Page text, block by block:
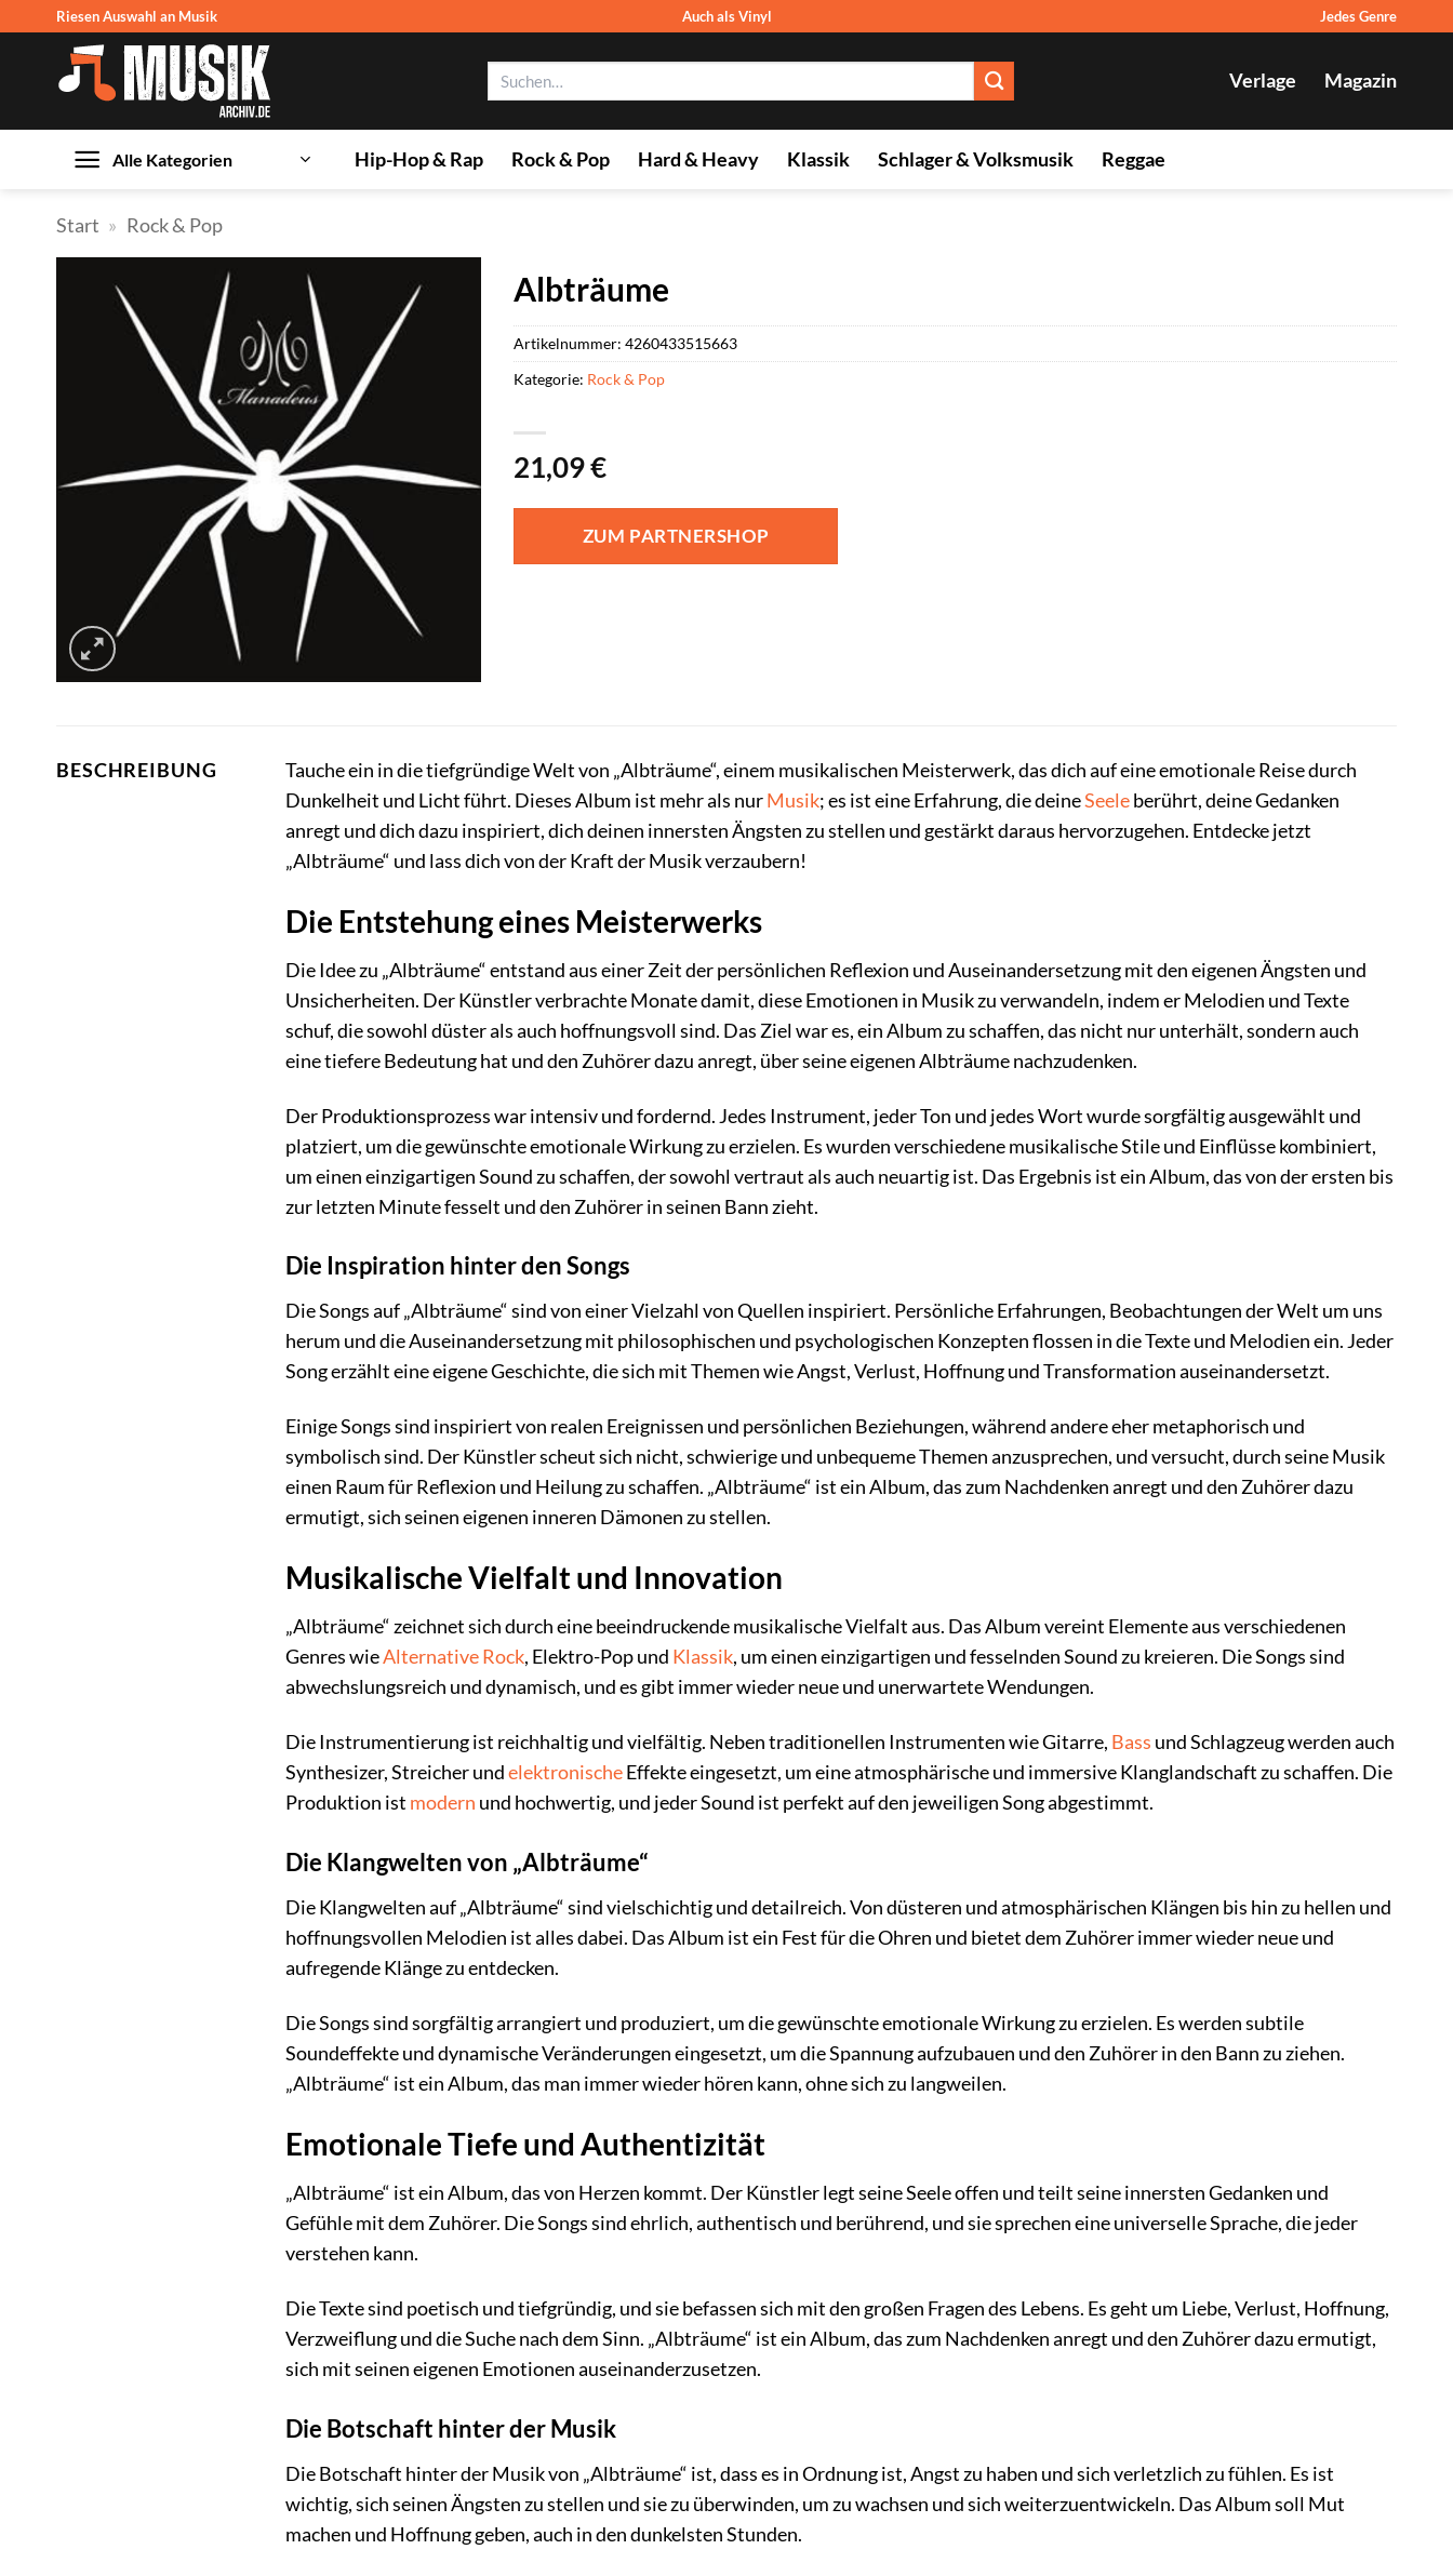
springen
Riesen Auswahl an Musik Auch als Vinyl Jedes Genre
Verlage Magazin
Alle Kategorien Hip-Hop & Rap Rock & Pop Hard & Heavy Klassik Schlager & Volksmusik Reggae
Start » Rock & Pop
Albträume
21,09€
ZUM PARTNERSHOP
Artikelnummer:4260433515663
Kategorie: Rock & Pop
BESCHREIBUNG
Tauche ein in die tiefgründige Welt von „Albträume“, einem musikalischen Meisterwerk, das dich auf eine emotionale Reise durch
Dunkelheit und Licht führt. Dieses Album ist mehr als nurMusik; es ist eine Erfahrung, die deineSeeleberührt, deine Gedanken
anregt und dich dazu inspiriert, dich deinen innersten Ängsten zu stellen und gestärkt daraus hervorzugehen. Entdecke jetzt
„Albträume“ und lass dich von der Kraft der Musik verzaubern!
Die Entstehung eines Meisterwerks
Die Idee zu „Albträume“ entstand aus einer Zeit der persönlichen Reflexion und Auseinandersetzung mit den eigenen Ängsten und
Unsicherheiten. Der Künstler verbrachte Monate damit, diese Emotionen in Musik zu verwandeln, indem er Melodien und Texte
schuf, die sowohl düster als auch hoffnungsvoll sind. Das Ziel war es, ein Album zu schaffen, das nicht nur unterhält, sondern auch
eine tiefere Bedeutung hat und den Zuhörer dazu anregt, über seine eigenen Albträume nachzudenken.
Der Produktionsprozess war intensiv und fordernd. Jedes Instrument, jeder Ton und jedes Wort wurde sorgfältig ausgewählt und
platziert, um die gewünschte emotionale Wirkung zu erzielen. Es wurden verschiedene musikalische Stile und Einflüsse kombiniert,
um einen einzigartigen Sound zu schaffen, der sowohl vertraut als auch neuartig ist. Das Ergebnis ist ein Album, das von der ersten bis
zur letzten Minute fesselt und den Zuhörer in seinen Bann zieht.
Die Inspiration hinter den Songs
Die Songs auf „Albträume“ sind von einer Vielzahl von Quellen inspiriert. Persönliche Erfahrungen, Beobachtungen der Welt um uns
herum und die Auseinandersetzung mit philosophischen und psychologischen Konzepten flossen in die Texte und Melodien ein. Jeder
Song erzählt eine eigene Geschichte, die sich mit Themen wie Angst, Verlust, Hoffnung und Transformation auseinandersetzt.
Einige Songs sind inspiriert von realen Ereignissen und persönlichen Beziehungen, während andere eher metaphorisch und
symbolisch sind. Der Künstler scheut sich nicht, schwierige und unbequeme Themen anzusprechen, und versucht, durch seine Musik
einen Raum für Reflexion und Heilung zu schaffen. „Albträume“ ist ein Album, das zum Nachdenken anregt und den Zuhörer dazu
ermutigt, sich seinen eigenen inneren Dämonen zu stellen.
Musikalische Vielfalt und Innovation
„Albträume“ zeichnet sich durch eine beeindruckende musikalische Vielfalt aus. Das Album vereint Elemente aus verschiedenen
Genres wieAlternative Rock, Elektro-Pop und Klassik, um einen einzigartigen und fesselnden Sound zu kreieren. Die Songs sind
abwechslungsreich und dynamisch, und es gibt immer wieder neue und unerwartete Wendungen.
Die Instrumentierung ist reichhaltig und vielfältig. Neben traditionellen Instrumenten wie Gitarre, Bass und Schlagzeug werden auch
Synthesizer, Streicher undelektronischeEffekte eingesetzt, um eine atmosphärische und immersive Klanglandschaft zu schaffen. Die
Produktion ist modern und hochwertig, und jeder Sound ist perfekt auf den jeweiligen Song abgestimmt.
Die Klangwelten von „Albträume“
Die Klangwelten auf „Albträume“ sind vielschichtig und detailreich. Von düsteren und atmosphärischen Klängen bis hin zu hellen und
hoffnungsvollen Melodien ist alles dabei. Das Album ist ein Fest für die Ohren und bietet dem Zuhörer immer wieder neue und
aufregende Klänge zu entdecken.
Die Songs sind sorgfältig arrangiert und produziert, um die gewünschte emotionale Wirkung zu erzielen. Es werden subtile
Soundeffekte und dynamische Veränderungen eingesetzt, um die Spannung aufzubauen und den Zuhörer in den Bann zu ziehen.
„Albträume“ ist ein Album, das man immer wieder hören kann, ohne sich zu langweilen.
Emotionale Tiefe und Authentizität
„Albträume“ ist ein Album, das von Herzen kommt. Der Künstler legt seine Seele offen und teilt seine innersten Gedanken und
Gefühle mit dem Zuhörer. Die Songs sind ehrlich, authentisch und berührend, und sie sprechen eine universelle Sprache, die jeder
verstehen kann.
Die Texte sind poetisch und tiefgründig, und sie befassen sich mit den großen Fragen des Lebens. Es geht um Liebe, Verlust, Hoffnung,
Verzweiflung und die Suche nach dem Sinn. „Albträume“ ist ein Album, das zum Nachdenken anregt und den Zuhörer dazu ermutigt,
sich mit seinen eigenen Emotionen auseinanderzusetzen.
Die Botschaft hinter der Musik
Die Botschaft hinter der Musik von „Albträume“ ist, dass es in Ordnung ist, Angst zu haben und sich verletzlich zu fühlen. Es ist
wichtig, sich seinen Ängsten zu stellen und sie zu überwinden, um zu wachsen und sich weiterzuentwickeln. Das Album soll Mut
machen und Hoffnung geben, auch in den dunkelsten Stunden.